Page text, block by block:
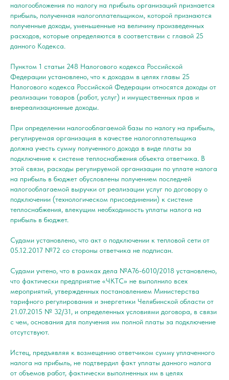
налогообложения по налогу на прибыль организаций признается
прибыль, полученная налогоплательщиком, которой признаются
полученные доходы, уменьшенные на величину произведенных
расходов, которые определяются в соответствии с главой 25
данного Кодекса.
Пунктом 1 статьи 248 Налогового кодекса Российской
Федерации установлено, что к доходам в целях главы 25
Налогового кодекса Российской Федерации относятся доходы от
реализации товаров (работ, услуг) и имущественных прав и
внереализационные доходы.
При определении налогооблагаемой базы по налогу на прибыль,
регулируемая организация в качестве налогоплательщика
должна учесть сумму полученного дохода в виде платы за
подключение к системе теплоснабжения объекта ответчика. В
этой связи, расходы регулируемой организации по уплате налога
на прибыль в бюджет обусловлены получением последней
налогооблагаемой выручки от реализации услуг по договору о
подключении (технологическом присоединении) к системе
теплоснабжения, влекущим необходимость уплаты налога на
прибыль в бюджет.
Судами установлено, что акт о подключении к тепловой сети от
05.12.2017 №72 со стороны ответчика не подписан.
Судами учтено, что в рамках дела №А76-6010/2018 установлено,
что фактически предприятие «ЧКТС» не выполнило всех
мероприятий, утвержденных постановлением Министерства
тарифного регулирования и энергетики Челябинской области от
21.07.2015 № 32/31, и определенных условиями договора, в связи
с чем, основания для получения им полной платы за подключение
отсутствуют.
Истец, предъявляя к возмещению ответчиком сумму уплаченного
налога на прибыль, не подтвердил факт уплаты данного налога
от объемов работ, фактически выполненных им в целях